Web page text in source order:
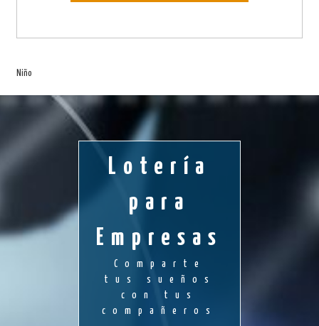
Niño
Lotería
para
Empresas
Comparte
tus sueños
con tus
compañeros